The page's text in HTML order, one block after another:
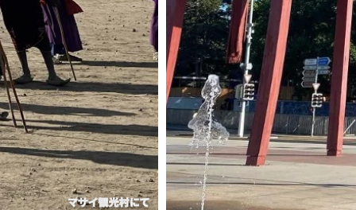
国連ジュネーブ本部前